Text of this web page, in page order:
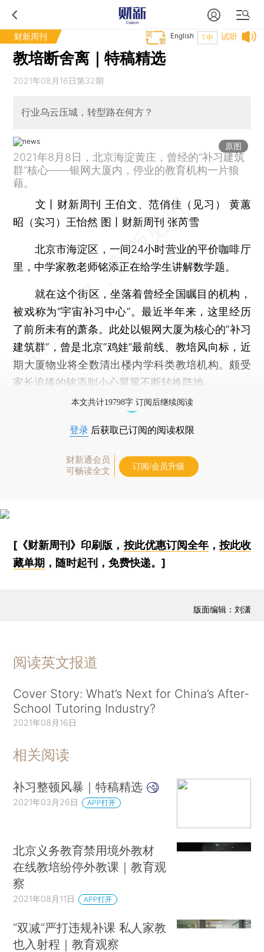
财新周刊 试听
T中
English
教培断舍离｜特稿精选
2021年08月16日第32期
行业乌云压城，转型路在何方？
原图
2021年8月8日，北京海淀黄庄，曾经的“补习建筑
群”核心——银网大厦内，停业的教育机构一片狼
藉。
文丨财新周刊 王伯文、范俏佳（见习） 黄蕙
昭（实习）王怡然 图丨财新周刊 张芮雪
北京市海淀区，一间24小时营业的平价咖啡厅
里，中学家教老师铭添正在给学生讲解数学题。
就在这个街区，坐落着曾经全国瞩目的机构，
被戏称为“宇宙补习中心”。最近半年来，这里经历
了前所未有的萧条。此处以银网大厦为核心的“补习
建筑群”，曾是北京“鸡娃”最前线、教培风向标，近
期大厦物业将全数清出楼内学科类教培机构。颇受
家长追捧的铭添则小心翼翼不断转换阵地。
本文共计19798字 订阅后继续阅读
登录 后获取已订阅的阅读权限
财新通会员
可畅读全文
订阅/会员升级
[《财新周刊》印刷版， 按此优惠订阅全年， 按此收
藏单期 ，随时起刊，免费快递。]
版面编辑：刘潇
阅读英文报道
Cover Story: What’s Next for China’s After-
School Tutoring Industry?
2021年08月16日
相关阅读
补习整顿风暴｜特稿精选
2021年03月26日 APP打开
北京义务教育禁用境外教材
在线教培纷停外教课｜教育观
察
2021年08月11日 APP打开
“双减”严打违规补课 私人家教
也入射程｜教育观察